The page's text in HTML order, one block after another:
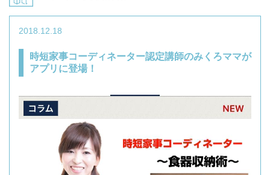
2018.12.18
時短家事コーディネーター認定講師のみくろママが
アプリに登場！